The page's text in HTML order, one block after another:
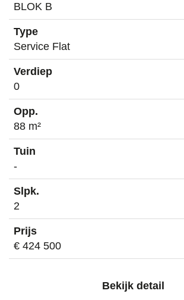
BLOK B
Service Flat
0
88 m²
-
2
€ 424 500
Bekijk detail